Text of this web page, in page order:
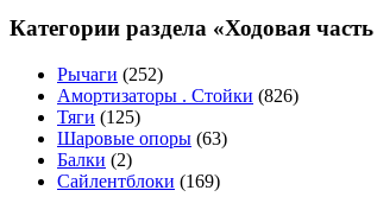
Категории раздела «Ходовая
Рычаги (252)
Амортизаторы . Стойки (826)
Тяги (125)
Шаровые опоры (63)
Балки (2)
Сайлентблоки (169)